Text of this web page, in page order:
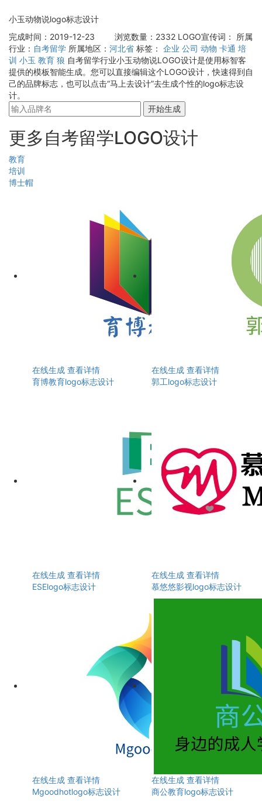
小玉动物说logo标志设计
完成时间：2019-12-23
浏览数量：2332 LOGO宣传词：
所属
行业： 自考留学 所属地区： 河北省 标签： 企业 公司 动物 卡通 培
训 小玉 教育 狼 自考留学行业小玉动物说LOGO设计是使用标智客
提供的模板智能生成。您可以直接编辑这个LOGO设计，快速得到自
己的品牌标志，也可以点击“马上去设计”去生成个性的logo标志设
计。
开始生成
更多自考留学LOGO设计
教育
培训
博士帽
在线生成 查看详情
育博教育logo标志设计
在线生成 查看详情
郭工logo标志设计
在线生成 查看详情
ESElogo标志设计
在线生成 查看详情
慕悠悠影视logo标志设计
在线生成 查看详情
Mgoodhotlogo标志设计
在线生成 查看详情
商公教育logo标志设计